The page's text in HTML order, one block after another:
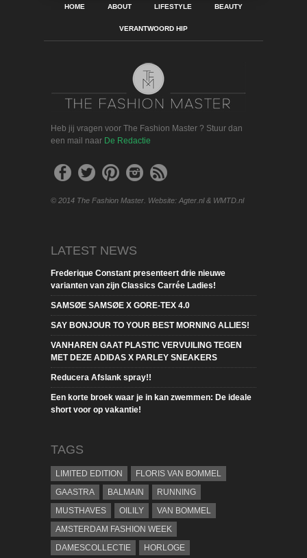
HOME ABOUT LIFESTYLE BEAUTY
VERANTWOORD HIP
Heb jij vragen voor The Fashion Master ? Stuur dan
een mail naar De Redactie
© 2014 The Fashion Master. Website: Agter.nl & WMTD.nl
LATEST NEWS
Frederique Constant presenteert drie nieuwe
varianten van zijn Classics Carrée Ladies!
SAMSØE SAMSØE X GORE-TEX 4.0
SAY BONJOUR TO YOUR BEST MORNING ALLIES!
VANHAREN GAAT PLASTIC VERVUILING TEGEN
MET DEZE ADIDAS X PARLEY SNEAKERS
Reducera Afslank spray!!
Een korte broek waar je in kan zwemmen: De ideale
short voor op vakantie!
TAGS
LIMITED EDITION
FLORIS VAN BOMMEL
GAASTRA
BALMAIN
RUNNING
MUSTHAVES
OILILY
VAN BOMMEL
AMSTERDAM FASHION WEEK
DAMESCOLLECTIE
HORLOGE